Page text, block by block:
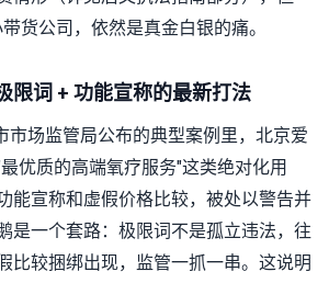
货公司，依然是真金白银的痛。
限词 + 功能宣称的最新打法
市场监管局公布的典型案例里，北京爱
优质的高端氧疗服务"这类绝对化用
能宣称和虚假价格比较，被处以警告并
是一个套路：极限词不是孤立违法，往
比较捆绑出现，监管一抓一串。这说明